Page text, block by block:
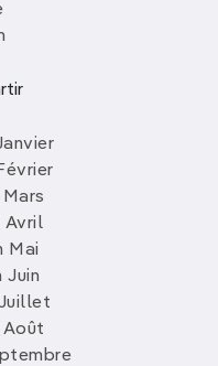
Avril
Mai
Juin
Août